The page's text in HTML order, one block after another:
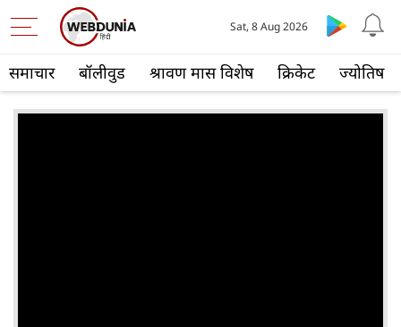
समाचार बॉलीवुड श्रावण मास विशेष क्रिकेट ज्योतिष
Sat, 8 Aug 2026